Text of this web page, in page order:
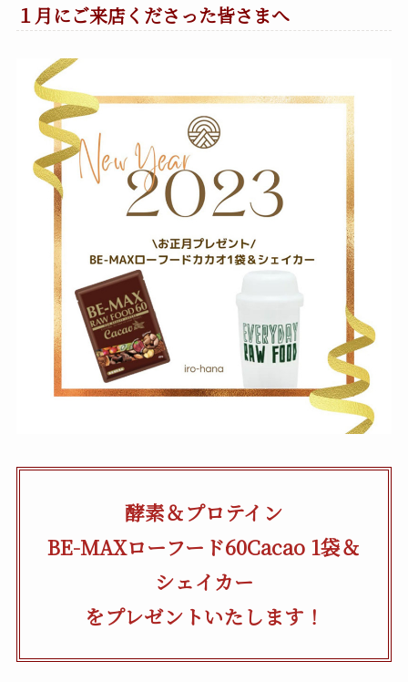
１月にご来店くださった皆さまへ
酵素＆プロテイン
BE-MAXローフード60Cacao 1袋＆
シェイカー
をプレゼントいたします！